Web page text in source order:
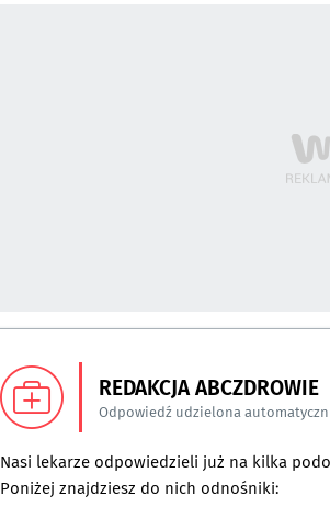
REDAKCJA ABCZDROWIE
Odpowiedź udzielona
Nasi lekarze odpowiedzieli już na kilka
Poniżej znajdziesz do nich odnośniki: